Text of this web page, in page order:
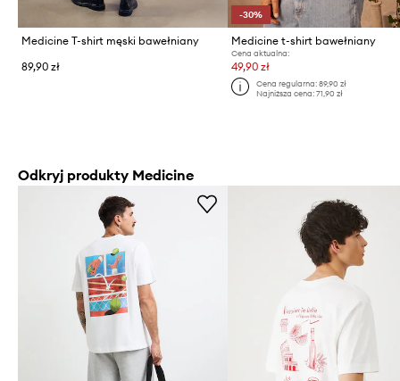
Medicine T-shirt męski bawełniany
89,90 zł
-30%
Medicine t-shirt bawełniany
Cena aktualna:
49,90 zł
Cena regularna: 89,90 zł
Najniższa cena: 71,90 zł
Odkryj produkty Medicine